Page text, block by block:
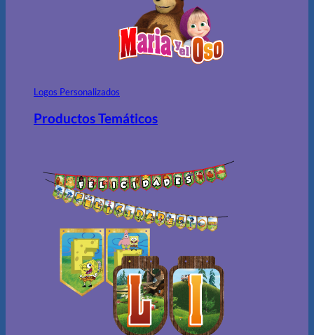
Logos Personalizados
Productos Temáticos